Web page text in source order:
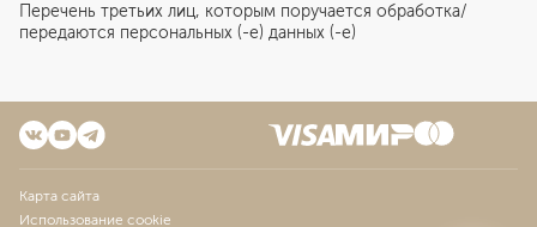
Перечень третьих лиц, которым поручается обработка/
передаются персональных (-е) данных (-е)
Карта сайта
Использование cookie